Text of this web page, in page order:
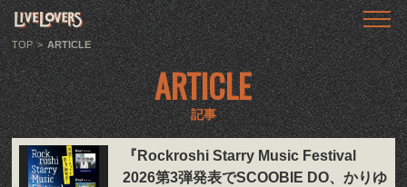
TOP
トップ
ABOUT
LIVE LOVERSとは
SHOWS
ライブ情報
TOP > ARTICLE
ARTICLE
記事
『Rockroshi Starry Music Festival
2026第3弾発表でSCOOBIE DO、かりゆ